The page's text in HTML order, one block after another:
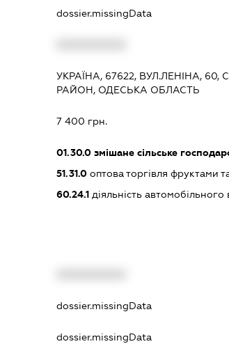
dossier.missingData
УКРАЇНА, 67622, ВУЛ.ЛЕНІНА, 60,
РАЙОН, ОДЕСЬКА ОБЛАСТЬ
7 400 грн.
01.30.0змішане сільське
51.31.0оптова торгівля фруктами
60.24.1діяльність
dossier.missingData
dossier.missingData